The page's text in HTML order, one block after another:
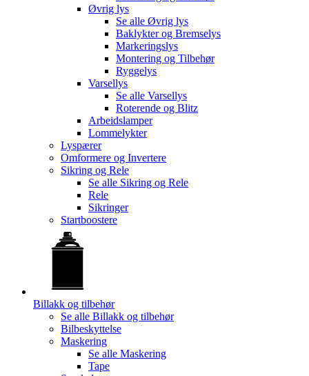
Øvrig lys
Se alle Øvrig lys
Baklykter og Bremselys
Markeringslys
Montering og Tilbehør
Ryggelys
Varsellys
Se alle Varsellys
Roterende og Blitz
Arbeidslamper
Lommelykter
Lyspærer
Omformere og Invertere
Sikring og Rele
Se alle Sikring og Rele
Rele
Sikringer
Startboostere
Billakk og tilbehør
Se alle Billakk og tilbehør
Bilbeskyttelse
Maskering
Se alle Maskering
Tape